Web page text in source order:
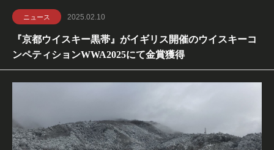
ニュース 2025.02.10
『京都ウイスキー黒帯』がイギリス開催のウイスキーコ
ンペティションWWA2025にて金賞獲得